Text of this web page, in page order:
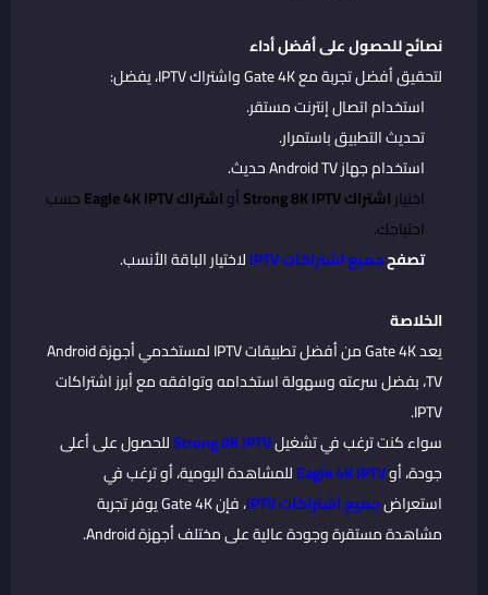
نصائح للحصول على أفضل أداء
لتحقيق أفضل تجربة مع Gate 4K واشتراك IPTV، يفضل:
استخدام اتصال إنترنت مستقر.
تحديث التطبيق باستمرار.
استخدام جهاز Android TV حديث.
اختياراشتراك Strong 8K IPTV أواشتراك Eagle 4K IPTV
حسب
احتياجك.
تصفحجميع اشتراكات IPTV لاختيار الباقة الأنسب.
الخلاصة
يعد Gate 4K من أفضل تطبيقات IPTV لمستخدمي أجهزة Android
TV، بفضل سرعته وسهولة استخدامه وتوافقه مع أبرز اشتراكات
IPTV.
سواء كنت ترغب في تشغيلStrong 8K IPTVللحصول على أعلى
جودة، أوEagle 4K IPTVللمشاهدة اليومية، أو ترغب في
استعراضجميع اشتراكات IPTV
، فإن Gate 4K يوفر تجربة
مشاهدة مستقرة وجودة عالية على مختلف أجهزة Android.